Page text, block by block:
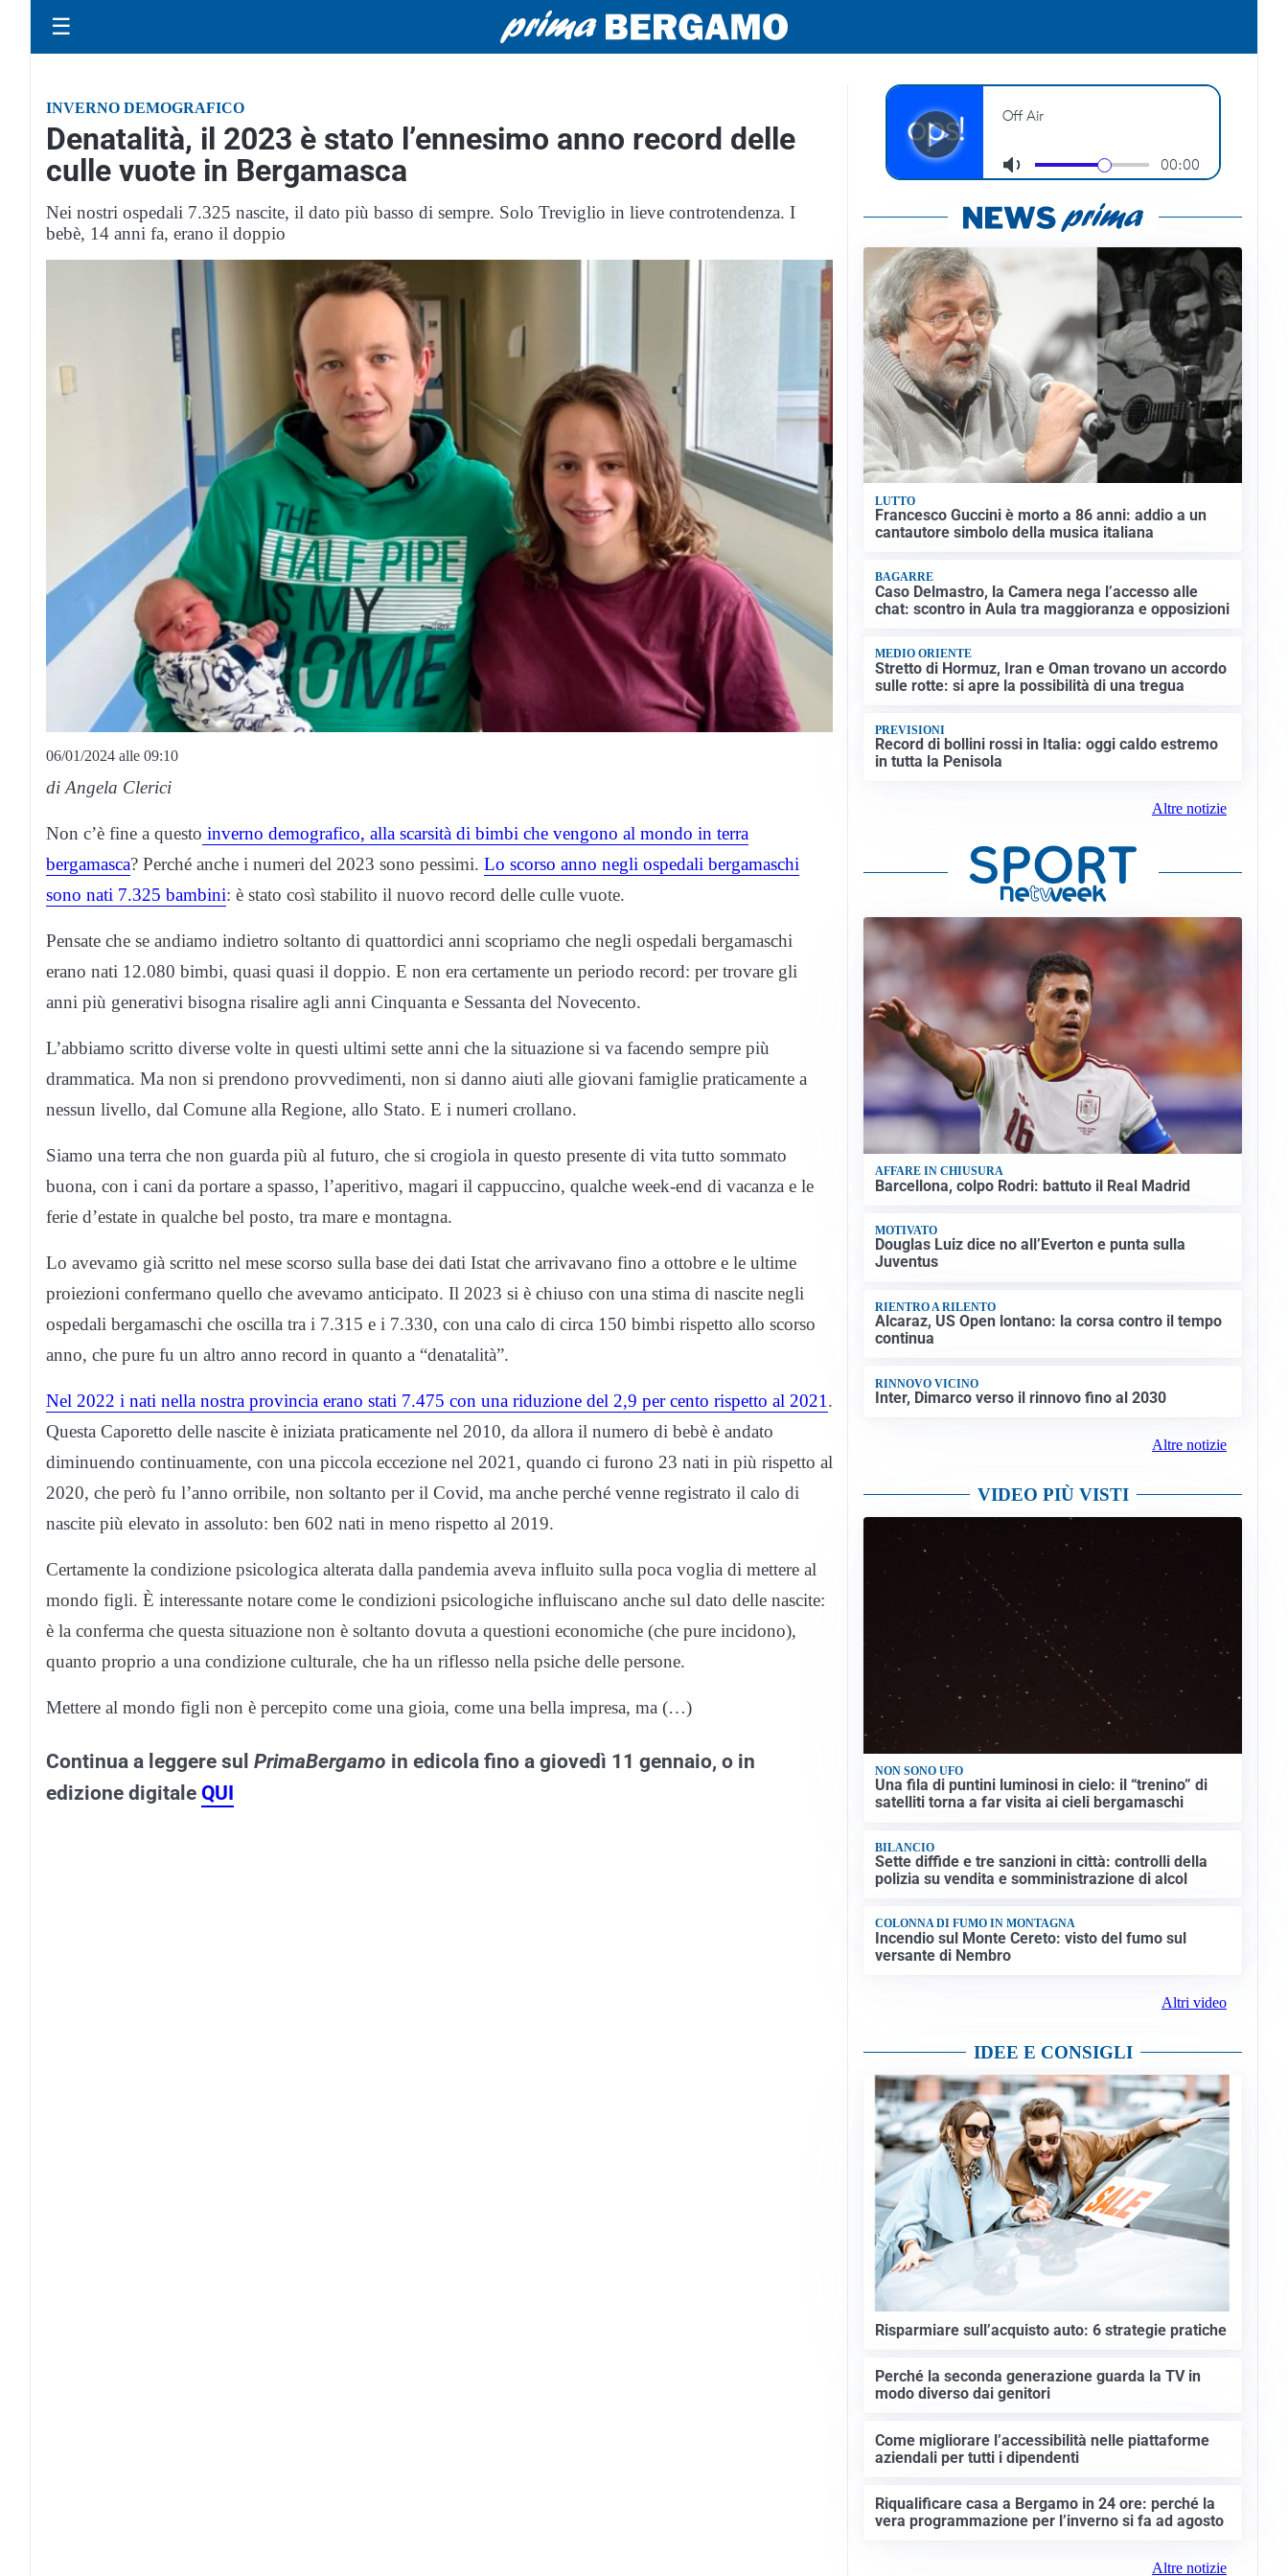
☰
INVERNO DEMOGRAFICO
Denatalità, il 2023 è stato l’ennesimo anno record delle
culle vuote in Bergamasca
Nei nostri ospedali 7.325 nascite, il dato più basso di sempre. Solo Treviglio in lieve controtendenza. I
bebè, 14 anni fa, erano il doppio
06/01/2024 alle 09:10
di Angela Clerici
Non c’è fine a questo inverno demografico, alla scarsità di bimbi che vengono al mondo in terra
bergamasca? Perché anche i numeri del 2023 sono pessimi. Lo scorso anno negli ospedali bergamaschi
sono nati 7.325 bambini: è stato così stabilito il nuovo record delle culle vuote.
Pensate che se andiamo indietro soltanto di quattordici anni scopriamo che negli ospedali bergamaschi
erano nati 12.080 bimbi, quasi quasi il doppio. E non era certamente un periodo record: per trovare gli
anni più generativi bisogna risalire agli anni Cinquanta e Sessanta del Novecento.
L’abbiamo scritto diverse volte in questi ultimi sette anni che la situazione si va facendo sempre più
drammatica. Ma non si prendono provvedimenti, non si danno aiuti alle giovani famiglie praticamente a
nessun livello, dal Comune alla Regione, allo Stato. E i numeri crollano.
Siamo una terra che non guarda più al futuro, che si crogiola in questo presente di vita tutto sommato
buona, con i cani da portare a spasso, l’aperitivo, magari il cappuccino, qualche week-end di vacanza e le
ferie d’estate in qualche bel posto, tra mare e montagna.
Lo avevamo già scritto nel mese scorso sulla base dei dati Istat che arrivavano fino a ottobre e le ultime
proiezioni confermano quello che avevamo anticipato. Il 2023 si è chiuso con una stima di nascite negli
ospedali bergamaschi che oscilla tra i 7.315 e i 7.330, con una calo di circa 150 bimbi rispetto allo scorso
anno, che pure fu un altro anno record in quanto a “denatalità”.
Nel 2022 i nati nella nostra provincia erano stati 7.475 con una riduzione del 2,9 per cento rispetto al 2021 .
Questa Caporetto delle nascite è iniziata praticamente nel 2010, da allora il numero di bebè è andato
diminuendo continuamente, con una piccola eccezione nel 2021, quando ci furono 23 nati in più rispetto al
2020, che però fu l’anno orribile, non soltanto per il Covid, ma anche perché venne registrato il calo di
nascite più elevato in assoluto: ben 602 nati in meno rispetto al 2019.
Certamente la condizione psicologica alterata dalla pandemia aveva influito sulla poca voglia di mettere al
mondo figli. È interessante notare come le condizioni psicologiche influiscano anche sul dato delle nascite:
è la conferma che questa situazione non è soltanto dovuta a questioni economiche (che pure incidono),
quanto proprio a una condizione culturale, che ha un riflesso nella psiche delle persone.
Mettere al mondo figli non è percepito come una gioia, come una bella impresa, ma (…)
Continua a leggere sul PrimaBergamo in edicola fino a giovedì 11 gennaio, o in
edizione digitale QUI
LUTTO
Francesco Guccini è morto a 86 anni: addio a un
cantautore simbolo della musica italiana
BAGARRE
Caso Delmastro, la Camera nega l’accesso alle
chat: scontro in Aula tra maggioranza e opposizioni
MEDIO ORIENTE
Stretto di Hormuz, Iran e Oman trovano un accordo
sulle rotte: si apre la possibilità di una tregua
PREVISIONI
Record di bollini rossi in Italia: oggi caldo estremo
in tutta la Penisola
Altre notizie
AFFARE IN CHIUSURA
Barcellona, colpo Rodri: battuto il Real Madrid
MOTIVATO
Douglas Luiz dice no all’Everton e punta sulla
Juventus
RIENTRO A RILENTO
Alcaraz, US Open lontano: la corsa contro il tempo
continua
RINNOVO VICINO
Inter, Dimarco verso il rinnovo fino al 2030
Altre notizie
VIDEO PIÙ VISTI
NON SONO UFO
Una fila di puntini luminosi in cielo: il “trenino” di
satelliti torna a far visita ai cieli bergamaschi
BILANCIO
Sette diffide e tre sanzioni in città: controlli della
polizia su vendita e somministrazione di alcol
COLONNA DI FUMO IN MONTAGNA
Incendio sul Monte Cereto: visto del fumo sul
versante di Nembro
Altri video
IDEE E CONSIGLI
Risparmiare sull’acquisto auto: 6 strategie pratiche
Perché la seconda generazione guarda la TV in
modo diverso dai genitori
Come migliorare l’accessibilità nelle piattaforme
aziendali per tutti i dipendenti
Riqualificare casa a Bergamo in 24 ore: perché la
vera programmazione per l’inverno si fa ad agosto
Altre notizie